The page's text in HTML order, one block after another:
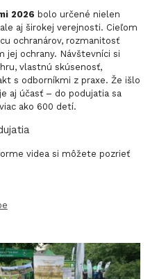
2026 bolo určené nielen
aj širokej verejnosti. Cieľom
ochranárov, rozmanitosť
jej ochrany. Návštevníci si
vlastnú skúsenosť,
s odborníkmi z praxe. Že išlo
aj účasť – do podujatia sa
ako 600 detí.
videa si môžete pozrieť